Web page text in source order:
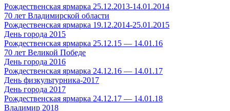
Рождественская ярмарка 25.12.2013-14.01.2014
70 лет Владимирской области
Рождественская ярмарка 19.12.2014-25.01.2015
День города 2015
Рождественская ярмарка 25.12.15 — 14.01.16
70 лет Великой Победе
День города 2016
Рождественская ярмарка 24.12.16 — 14.01.17
День физкультурника-2017
День города 2017
Рождественская ярмарка 24.12.17 — 14.01.18
Владимир 2018